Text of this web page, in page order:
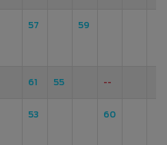
57 59
61 55 --
53 60